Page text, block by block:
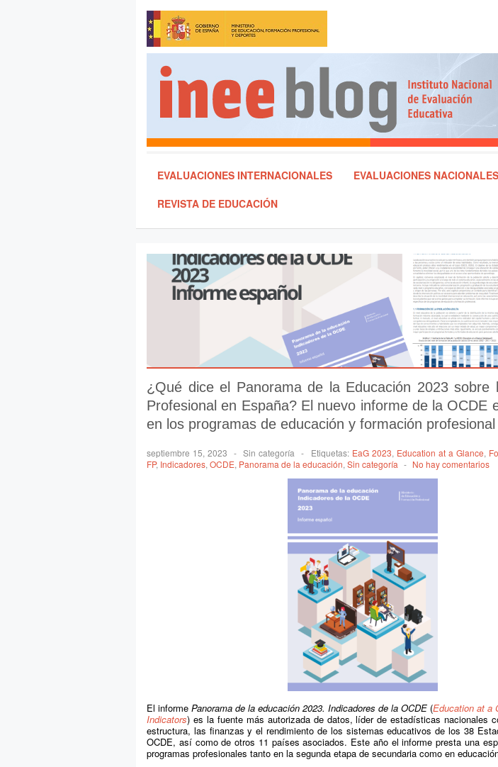
EVALUACIONES INTERNACIONALES EVALUACIONES NACIONALES
REVISTA DE EDUCACIÓN
¿Qué dice el Panorama de la Educación 2023 sobre
Profesional en España? El nuevo informe de la OCDE
en los programas de educación y formación profesional
septiembre 15, 2023 - Sin categoría - Etiquetas: EaG 2023, Education at a Glance,
FP, Indicadores, OCDE, Panorama de la educación, Sin categoría - No hay comentarios
El informe Panorama de la educación 2023. Indicadores de la OCDE (Education at a
Indicators) es la fuente más autorizada de datos, líder de estadísticas nacionales
estructura, las finanzas y el rendimiento de los sistemas educativos de los 38
OCDE, así como de otros 11 países asociados. Este año el informe presta una
programas profesionales tanto en la segunda etapa de secundaria como en